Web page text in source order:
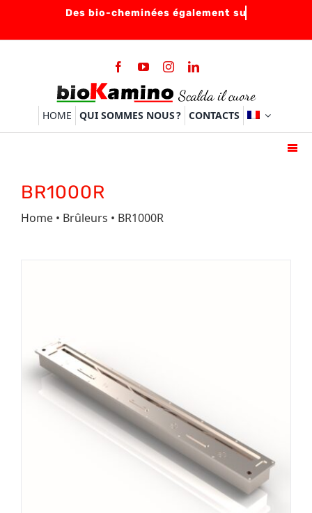
content
HOME QUI SOMMES NOUS ? CONTACTS
BIOCHEMINEES
VIDÉO
BR1000R
Home • Brûleurs • BR1000R